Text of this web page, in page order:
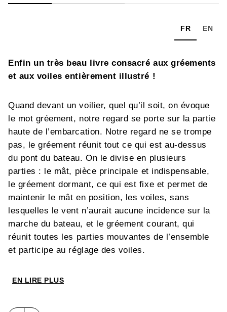
FR EN
Enfin un très beau livre consacré aux gréements
et aux voiles entièrement illustré !
Quand devant un voilier, quel qu’il soit, on évoque
le mot gréement, notre regard se porte sur la partie
haute de l’embarcation. Notre regard ne se trompe
pas, le gréement réunit tout ce qui est au-dessus
du pont du bateau. On le divise en plusieurs
parties : le mât, pièce principale et indispensable,
le gréement dormant, ce qui est fixe et permet de
maintenir le mât en position, les voiles, sans
lesquelles le vent n’aurait aucune incidence sur la
marche du bateau, et le gréement courant, qui
réunit toutes les parties mouvantes de l’ensemble
et participe au réglage des voiles.
fonctionne, nous allons explorer ce monde qui peut
EN LIRE PLUS